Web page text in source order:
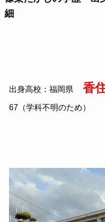
細
出身高校：福岡県 香
67（学科不明のため）